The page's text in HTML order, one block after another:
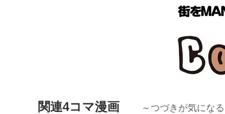
関連4コマ漫画 ～つづきが気になる